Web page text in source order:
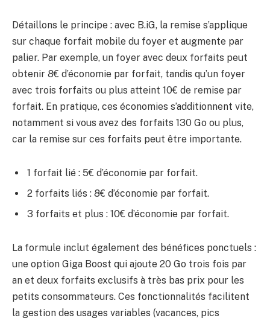
Détaillons le principe : avec B.iG, la remise s’applique
sur chaque forfait mobile du foyer et augmente par
palier. Par exemple, un foyer avec deux forfaits peut
obtenir 8€ d’économie par forfait, tandis qu’un foyer
avec trois forfaits ou plus atteint 10€ de remise par
forfait. En pratique, ces économies s’additionnent vite,
notamment si vous avez des forfaits 130 Go ou plus,
car la remise sur ces forfaits peut être importante.
1 forfait lié : 5€ d’économie par forfait.
2 forfaits liés : 8€ d’économie par forfait.
3 forfaits et plus : 10€ d’économie par forfait.
La formule inclut également des bénéfices ponctuels :
une option Giga Boost qui ajoute 20 Go trois fois par
an et deux forfaits exclusifs à très bas prix pour les
petits consommateurs. Ces fonctionnalités facilitent
la gestion des usages variables (vacances, pics